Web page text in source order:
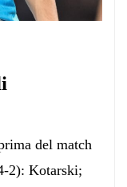
del match
2): Kotarski;